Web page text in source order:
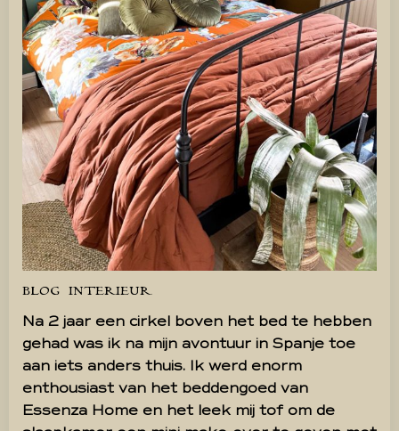
BLOG INTERIEUR
Na 2 jaar een cirkel boven het bed te hebben
gehad was ik na mijn avontuur in Spanje toe
aan iets anders thuis. Ik werd enorm
enthousiast van het beddengoed van
Essenza Home en het leek mij tof om de